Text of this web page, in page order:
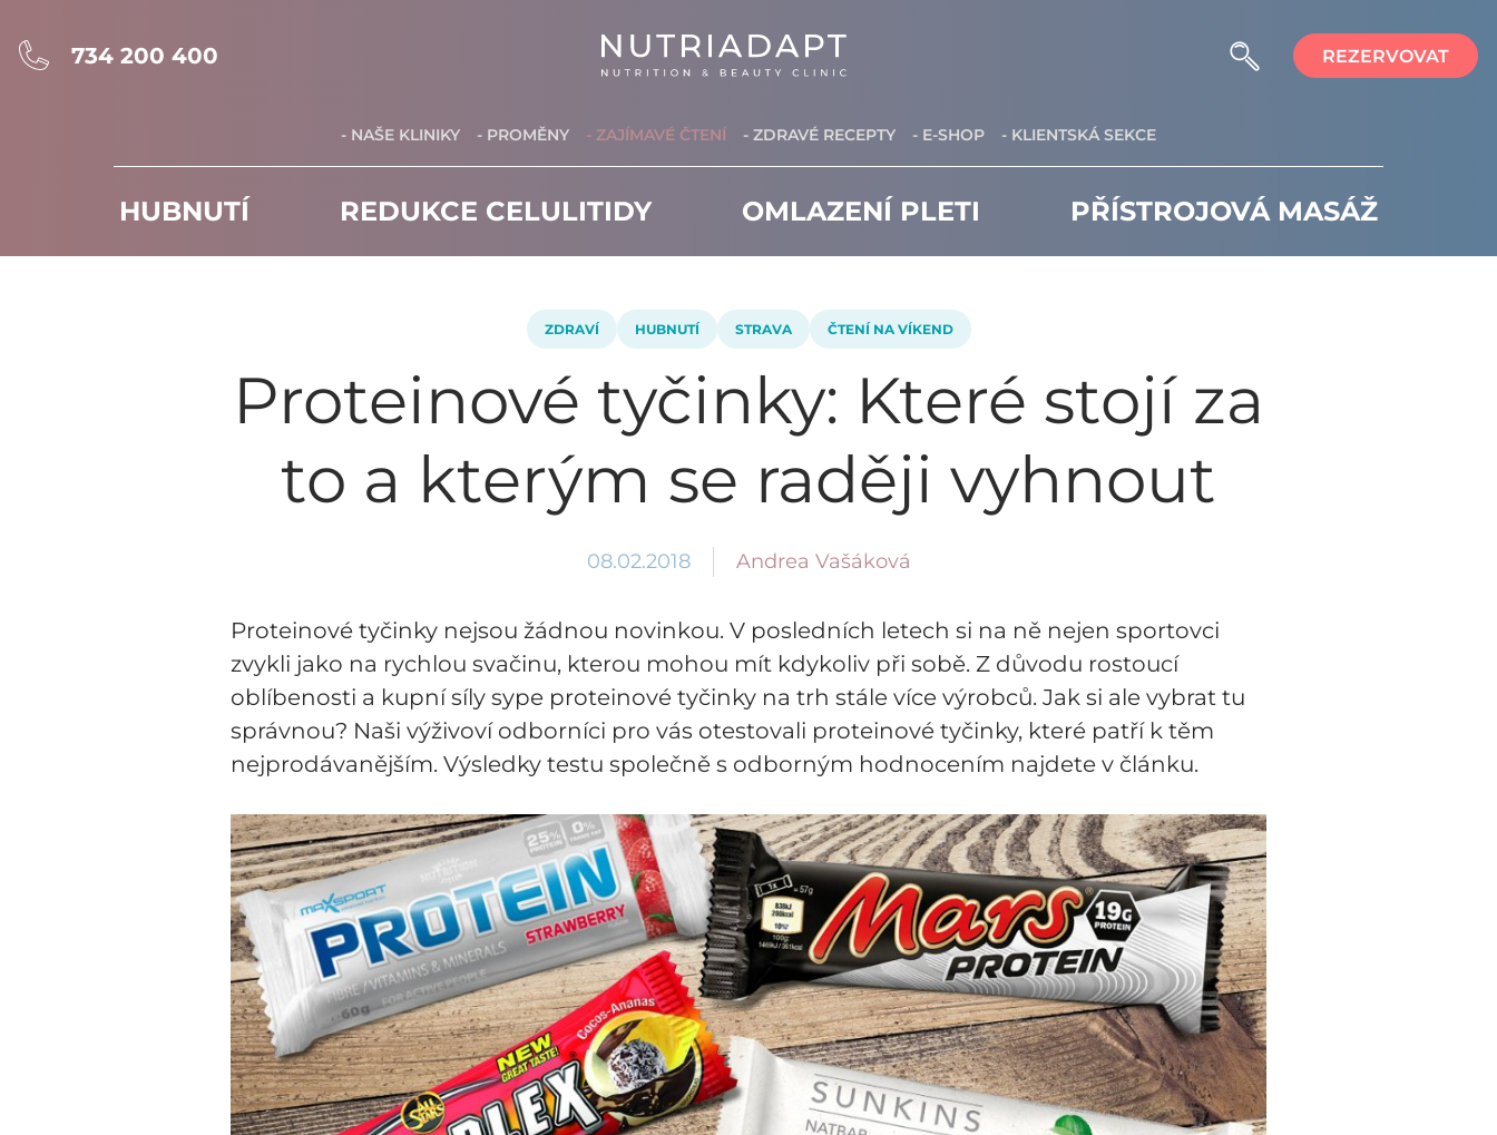
734 200 400 REZERVOVAT
- NAŠE KLINIKY - PROMĚNY - ZAJÍMAVÉ ČTENÍ - ZDRAVÉ RECEPTY - E-SHOP - KLIENTSKÁ SEKCE
HUBNUTÍ REDUKCE CELULITIDY OMLAZENÍ PLETI PŘÍSTROJOVÁ MASÁŽ
ZDRAVÍ HUBNUTÍ STRAVA ČTENÍ NA VÍKEND
Proteinové tyčinky: Které stojí za
to a kterým se raději vyhnout
08.02.2018 Andrea Vašáková
Proteinové tyčinky nejsou žádnou novinkou. V posledních letech si na ně nejen sportovci
zvykli jako na rychlou svačinu, kterou mohou mít kdykoliv při sobě. Z důvodu rostoucí
oblíbenosti a kupní síly sype proteinové tyčinky na trh stále více výrobců. Jak si ale vybrat tu
správnou? Naši výživoví odborníci pro vás otestovali proteinové tyčinky, které patří k těm
nejprodávanějším. Výsledky testu společně s odborným hodnocením najdete v článku.